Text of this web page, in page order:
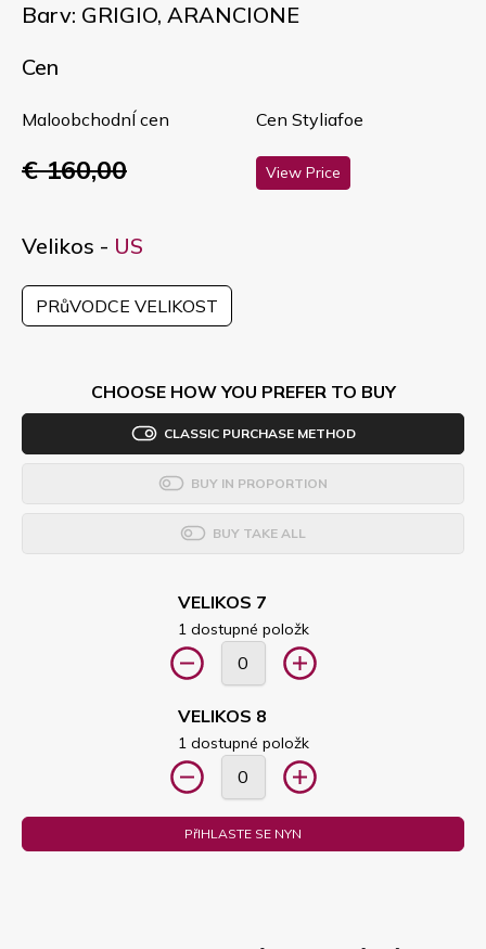
Barv: GRIGIO, ARANCIONE
Cen
MaloobchodnÍ cen
€ 160,00
Cen Styliafoe
View Price
Velikos - US
PRůVODCE VELIKOST
CHOOSE HOW YOU PREFER TO BUY
CLASSIC PURCHASE METHOD
BUY IN PROPORTION
BUY TAKE ALL
VELIKOS 7
1 dostupné položk
VELIKOS 8
1 dostupné položk
PřIHLASTE SE NYN